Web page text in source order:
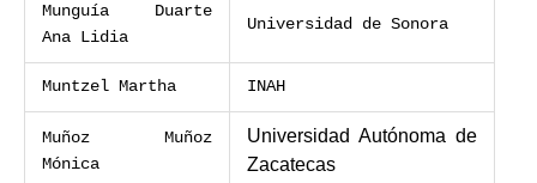
Munguía Duarte
Ana Lidia
Universidad de Sonora
Muntzel Martha INAH
Muñoz Muñoz
Mónica
Universidad Autónoma de
Zacatecas